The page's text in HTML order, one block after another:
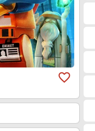
favorite_border